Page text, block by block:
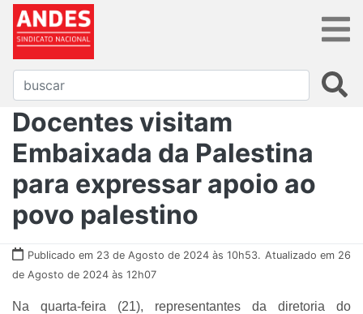
Docentes visitam
Embaixada da Palestina
para expressar apoio ao
povo palestino
Publicado em 23 de Agosto de 2024 às 10h53. Atualizado em 26
de Agosto de 2024 às 12h07
Na quarta-feira (21), representantes da diretoria do